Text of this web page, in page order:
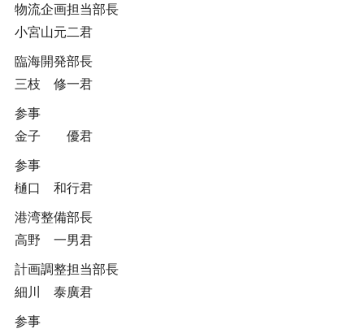
物流企画担当部長
小宮山元二君
臨海開発部長
三枝 修一君
参事
金子 優君
参事
樋口 和行君
港湾整備部長
高野 一男君
計画調整担当部長
細川 泰廣君
参事